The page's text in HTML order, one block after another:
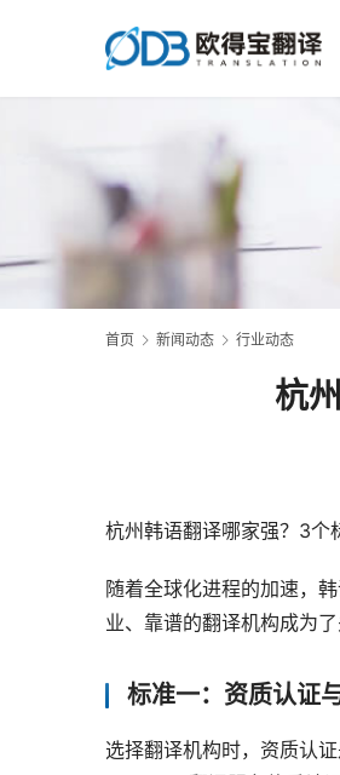
首页 新闻动态 行业动态
杭
杭州韩语翻译哪家强？3个
随着全球化进程的加速，
业、靠谱的翻译机构成为
标准一：资质认证
选择翻译机构时，资质认